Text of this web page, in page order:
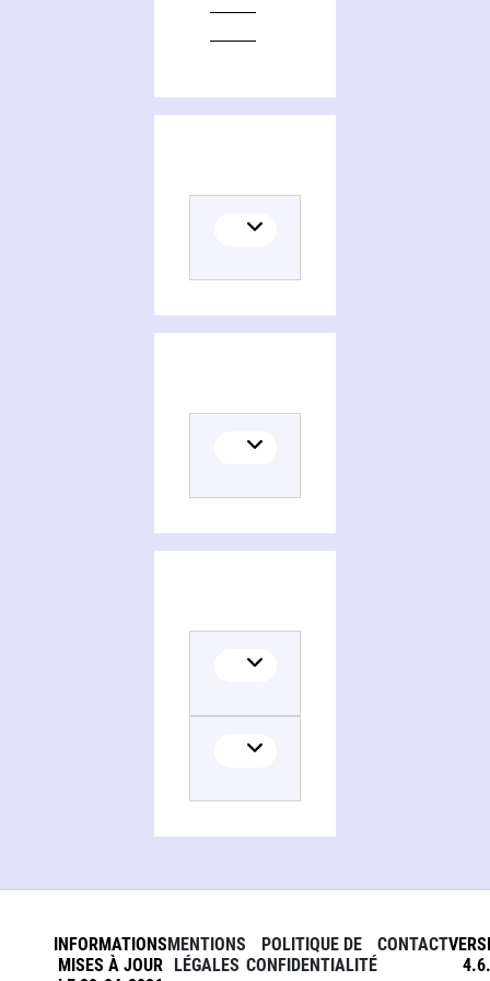
INFORMATIONS
MISES À JOUR
MENTIONS
LÉGALES
POLITIQUE DE
CONFIDENTIALITÉ
CONTACT